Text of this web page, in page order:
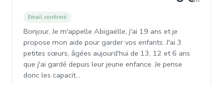
Email confirmé
Bonjour, Je m'appelle Abigaëlle, j'ai 19 ans et je
propose mon aide pour garder vos enfants. J'ai 3
petites sœurs, âgées aujourd'hui de 13, 12 et 6 ans
que j'ai gardé depuis leur jeune enfance. Je pense
donc les capacit…